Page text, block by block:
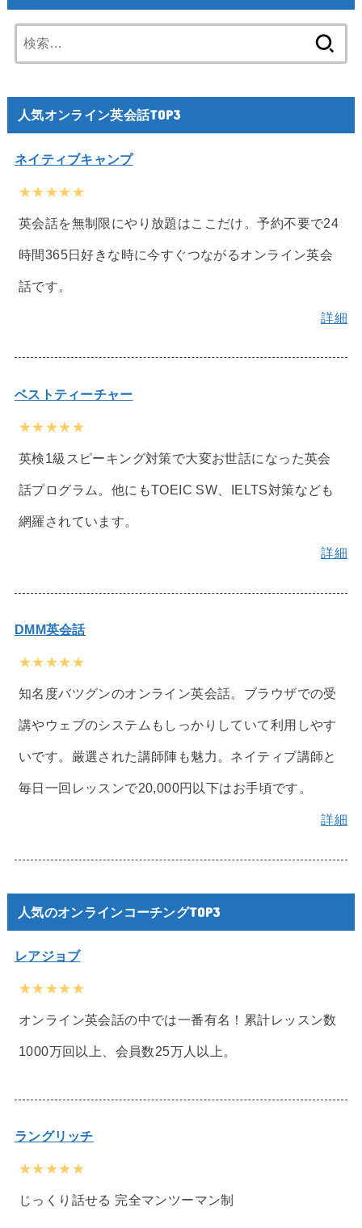
索:
人気オンライン英会話TOP3
ネイティブキャンプ
★★★★★
英会話を無制限にやり放題はここだけ。予約不要で24
時間365日好きな時に今すぐつながるオンライン英会
話です。
詳細
ベストティーチャー
★★★★★
英検1級スピーキング対策で大変お世話になった英会
話プログラム。他にもTOEIC SW、IELTS対策なども
網羅されています。
詳細
DMM英会話
★★★★★
知名度バツグンのオンライン英会話。ブラウザでの受
講やウェブのシステムもしっかりしていて利用しやす
いです。厳選された講師陣も魅力。ネイティブ講師と
毎日一回レッスンで20,000円以下はお手頃です。
詳細
人気のオンラインコーチングTOP3
レアジョブ
★★★★★
オンライン英会話の中では一番有名！累計レッスン数
1000万回以上、会員数25万人以上。
ラングリッチ
★★★★★
じっくり話せる 完全マンツーマン制